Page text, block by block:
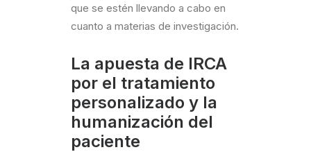
que se estén llevando a cabo en
cuanto a materias de investigación.
La apuesta de IRCA
por el tratamiento
personalizado y la
humanización del
paciente